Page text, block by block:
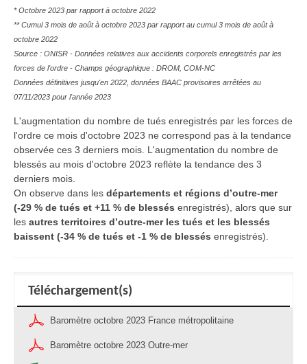
* Octobre 2023 par rapport à octobre 2022
** Cumul 3 mois de août à octobre 2023 par rapport au cumul 3 mois de août à
octobre 2022
Source : ONISR - Données relatives aux accidents corporels enregistrés par les
forces de l'ordre - Champs géographique : DROM, COM-NC
Données définitives jusqu'en 2022, données BAAC provisoires arrêtées au
07/11/2023 pour l'année 2023
L'augmentation du nombre de tués enregistrés par les forces de
l'ordre ce mois d'octobre 2023 ne correspond pas à la tendance
observée ces 3 derniers mois. L'augmentation du nombre de
blessés au mois d'octobre 2023 reflète la tendance des 3
derniers mois.
On observe dans les départements et régions d’outre-mer
(-29 % de tués et +11 % de blessés enregistrés), alors que sur
les autres territoires d’outre-mer les tués et les blessés
baissent (-34 % de tués et -1 % de blessés enregistrés).
Téléchargement(s)
Baromètre octobre 2023 France métropolitaine
Baromètre octobre 2023 Outre-mer